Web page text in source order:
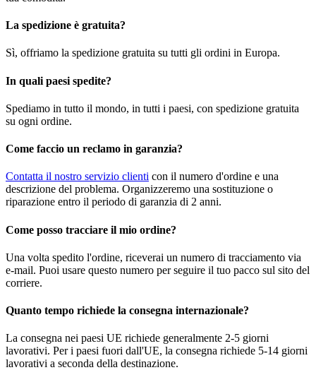
La spedizione è gratuita?
Sì, offriamo la spedizione gratuita su tutti gli ordini in Europa.
In quali paesi spedite?
Spediamo in tutto il mondo, in tutti i paesi, con spedizione gratuita
su ogni ordine.
Come faccio un reclamo in garanzia?
Contatta il nostro servizio clienti con il numero d'ordine e una
descrizione del problema. Organizzeremo una sostituzione o
riparazione entro il periodo di garanzia di 2 anni.
Come posso tracciare il mio ordine?
Una volta spedito l'ordine, riceverai un numero di tracciamento via
e-mail. Puoi usare questo numero per seguire il tuo pacco sul sito del
corriere.
Quanto tempo richiede la consegna internazionale?
La consegna nei paesi UE richiede generalmente 2-5 giorni
lavorativi. Per i paesi fuori dall'UE, la consegna richiede 5-14 giorni
lavorativi a seconda della destinazione.